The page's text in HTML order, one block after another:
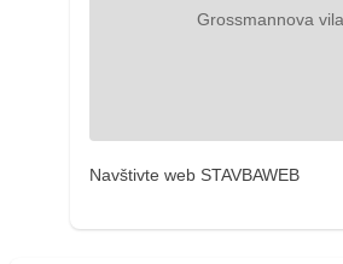
Navštivte web STAVBAWEB